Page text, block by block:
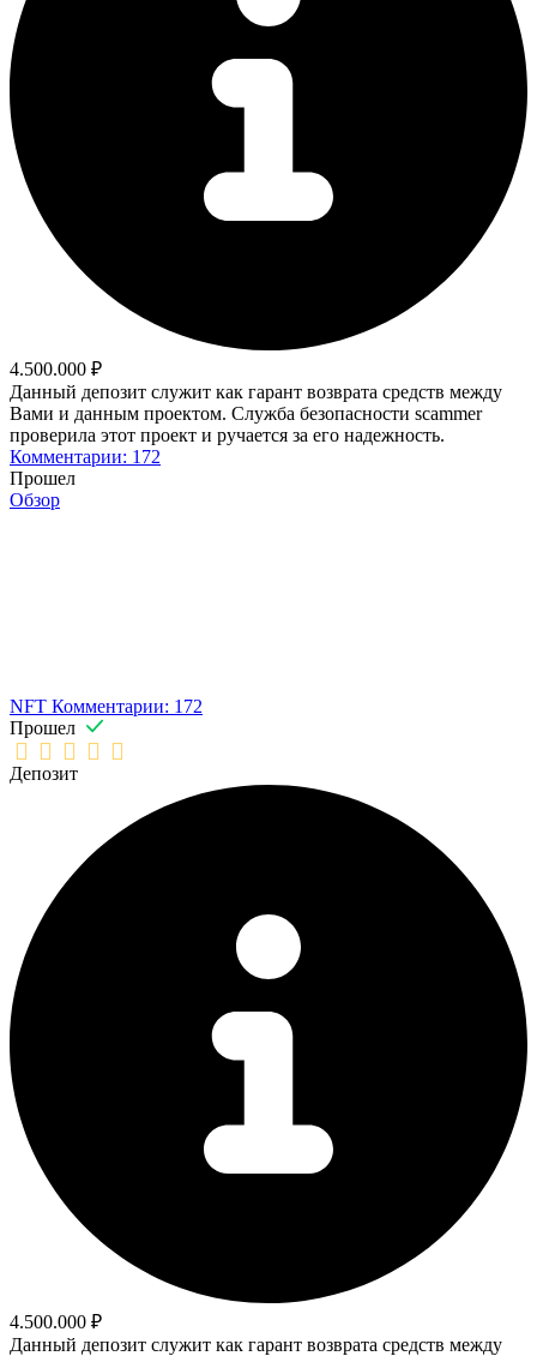
4.500.000 ₽
Данный депозит служит как гарант возврата средств между
Вами и данным проектом. Служба безопасности scammer
проверила этот проект и ручается за его надежность.
Комментарии: 172
Прошел
Обзор
NFT Комментарии: 172
Прошел
Депозит
4.500.000 ₽
Данный депозит служит как гарант возврата средств между